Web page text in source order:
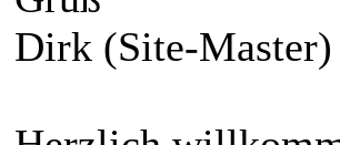
Dirk (Site-Master)